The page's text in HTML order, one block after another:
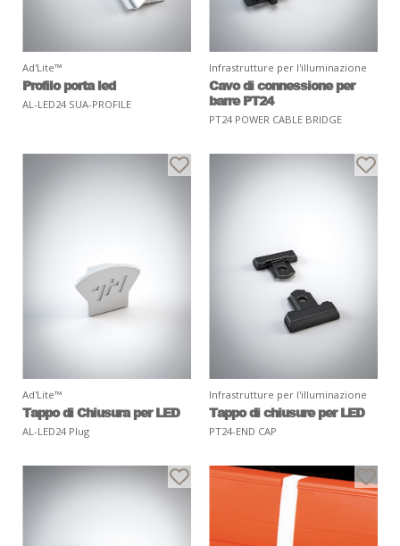
Ad'Lite™
Profilo porta led
AL-LED24 SUA-PROFILE
Infrastrutture per l'illuminazione
Cavo di connessione per
barre PT24
PT24 POWER CABLE BRIDGE
Ad'Lite™
Tappo di Chiusura per LED
AL-LED24 Plug
Infrastrutture per l'illuminazione
Tappo di chiusure per LED
PT24-END CAP